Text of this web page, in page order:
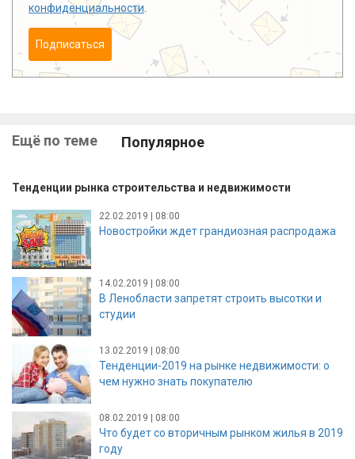
конфиденциальности
Подписаться
Ещё по теме Популярное
Тенденции рынка строительства и недвижимости
22.02.2019 | 08:00
Новостройки ждет грандиозная распродажа
14.02.2019 | 08:00
В Ленобласти запретят строить высотки и
студии
13.02.2019 | 08:00
Тенденции-2019 на рынке недвижимости: о
чем нужно знать покупателю
08.02.2019 | 08:00
Что будет со вторичным рынком жилья в 2019
году